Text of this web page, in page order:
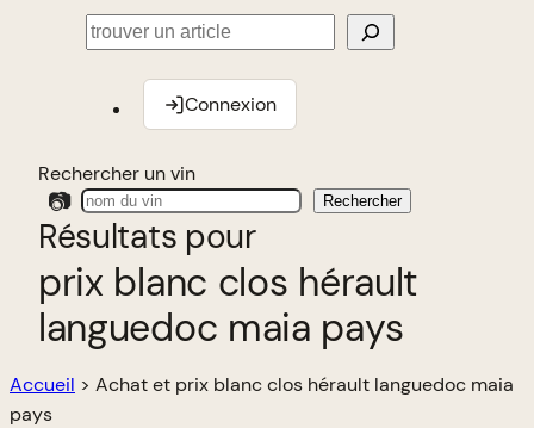
Rechercher
Connexion
Rechercher un vin
📷 Rechercher
Résultats pour
prix blanc clos hérault
languedoc maia pays
Accueil > Achat et prix blanc clos hérault languedoc maia
pays